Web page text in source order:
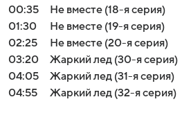
00:35
Не вместе (18-я серия)
01:30
Не вместе (19-я серия)
02:25
Не вместе (20-я серия)
03:20
Жаркий лед (30-я серия)
04:05
Жаркий лед (31-я серия)
04:55
Жаркий лед (32-я серия)